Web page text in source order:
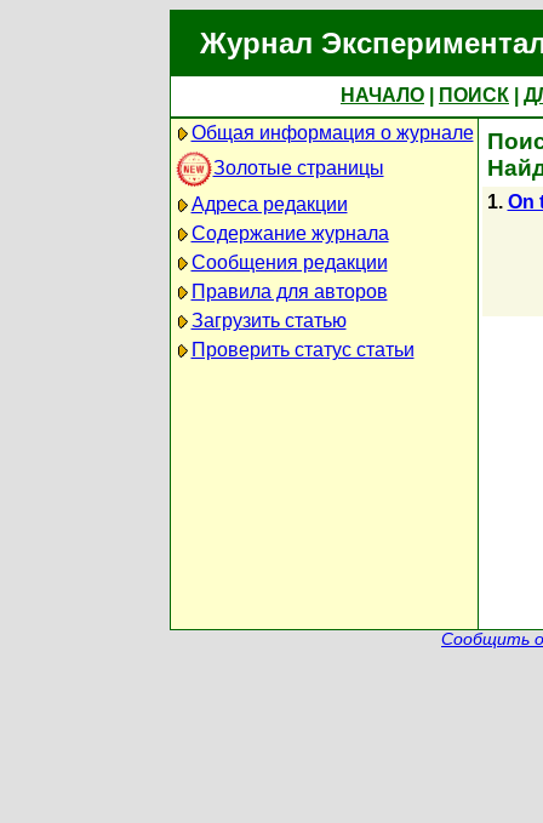
Журнал
НАЧАЛО ПОИСК
Общая информация о журнале
Золотые страницы
Адреса редакции
Содержание журнала
Сообщения редакции
Правила для авторов
Загрузить статью
Проверить статус статьи
1. On
Сообщить о